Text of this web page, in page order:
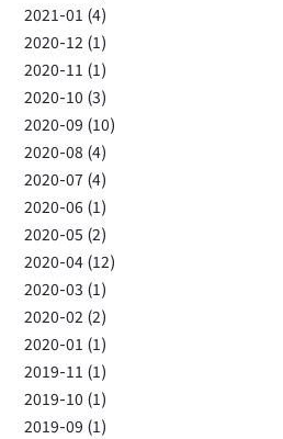
2021-01 (4)
2020-12 (1)
2020-11 (1)
2020-10 (3)
2020-09 (10)
2020-08 (4)
2020-07 (4)
2020-06 (1)
2020-05 (2)
2020-04 (12)
2020-03 (1)
2020-02 (2)
2020-01 (1)
2019-11 (1)
2019-10 (1)
2019-09 (1)